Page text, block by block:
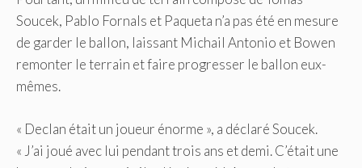
Soucek, Pablo Fornals et Paqueta n’a pas été en mesure
de garder le ballon, laissant Michail Antonio et Bowen
remonter le terrain et faire progresser le ballon eux-
mêmes.
« Declan était un joueur énorme », a déclaré Soucek.
« J’ai joué avec lui pendant trois ans et demi. C’était une